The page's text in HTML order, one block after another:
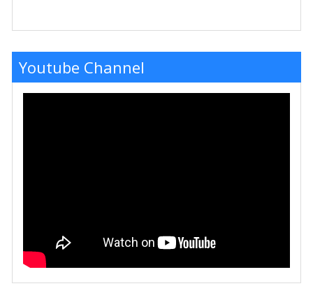
Youtube Channel